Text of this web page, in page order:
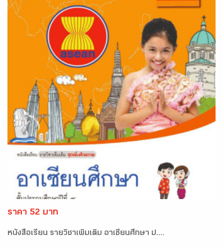
ราคา 52 บาท
หนังสือเรียน รายวิชาเพิ่มเติม อาเซียนศึกษา ป....